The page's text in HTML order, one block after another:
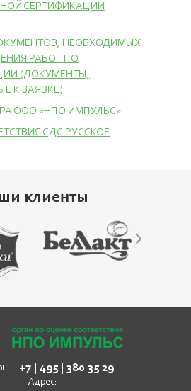
СЕРТИФИКАЦИИ
НЕОБХОДИМЫХ
РАБОТ ПО
(ДОКУМЕНТЫ,
К ЗАЯВКЕ)
ООО «НПО ИМПУЛЬС»
СДС РУССКОЕ
клиенты
+7 | 495 | 380 35 29
Адрес: